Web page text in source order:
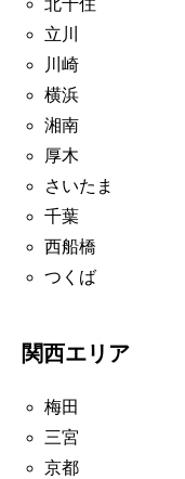
立川
川崎
横浜
湘南
厚木
さいたま
千葉
西船橋
つくば
関西エリア
梅田
三宮
京都